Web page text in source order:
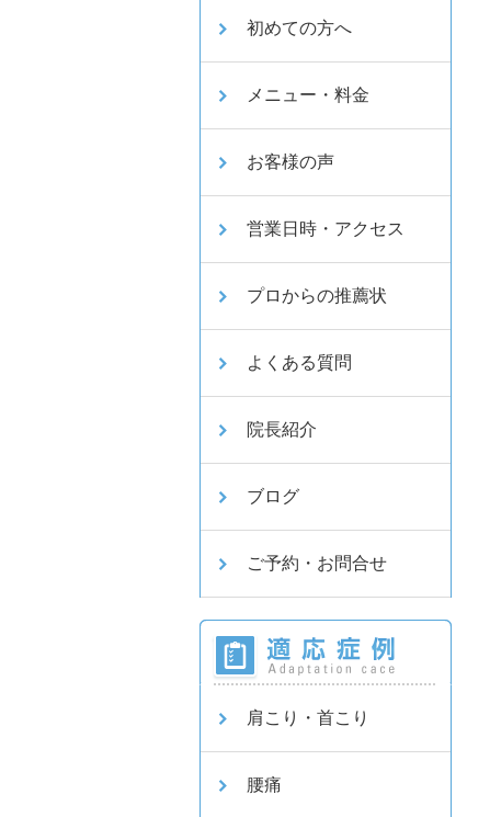
初めての方へ
メニュー・料金
お客様の声
営業日時・アクセス
プロからの推薦状
よくある質問
院長紹介
ブログ
ご予約・お問合せ
肩こり・首こり
腰痛